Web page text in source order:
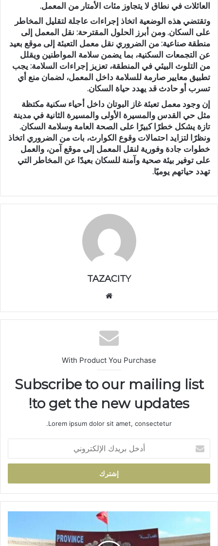
العائلات في نطاق لا يتجاوز مئات الأمتار من المعمل.
وتقتضي هذه الوضعية اتخاذ إجراءات عاجلة لتقليل المخاطر
على السكان. ومن أبرز الحلول المقترحة: نقل المعمل إلى
منطقة صناعية: من الضروري نقل معمل التعبئة إلى موقع بعيد
عن التجمعات السكنية، بما يضمن سلامة المواطنين ويقلل
من التلوث البيئي في المنطقة، تعزيز إجراءات السلامة: يجب
تطبيق معايير صارمة للسلامة داخل المعمل، لضمان منع أي
تسرب أو حادث قد يهدد حياة السكان.
إن وجود معمل تعبئة غاز البوتان داخل أحياء سكنية مكتظة
مثل حي القدس والمسيرة الأولى والمسيرة الثانية في مدينة
تازة يشكل خطرًا كبيرًا على الصحة العامة وسلامة السكان.
ونظرًا لتزايد احتمالات وقوع الكوارث، بات من الضروري اتخاذ
خطوات جادة وفورية لنقل المعمل إلى موقع آمن، والعمل
على توفير بيئة صحية وآمنة للسكان بعيدًا عن المخاطر التي
تهدد حياتهم يوميًا.
TAZACITY
الوي
ب
With Product You Purchase
Subscribe to our mailing list
to get the new updates!
Lorem ipsum dolor sit amet, consectetur.
خ
ب
ر
اض